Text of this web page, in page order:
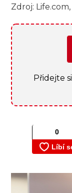
Zdroj:
Přidejte